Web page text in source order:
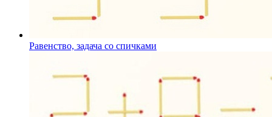
Равенство, задача со спичками